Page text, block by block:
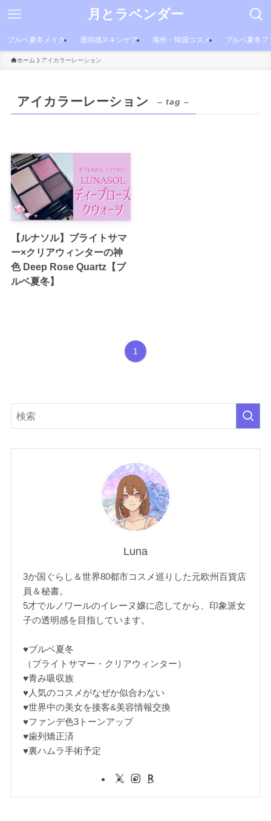
月とラベンダー
ブルベ夏冬メイク 透明感スキンケア 海外・韓国コスメ ブルベ夏冬フ
ホーム アイカラーレーション
アイカラーレーション – tag –
【ルナソル】ブライトサマ
ー×クリアウィンターの神
色 Deep Rose Quartz【ブ
ルベ夏冬】
1
Luna
3か国ぐらし＆世界80都市コスメ巡りした元欧州百貨店
員＆秘書。
5才でルノワールのイレーヌ嬢に恋してから、印象派女
子の透明感を目指しています。
♥ブルベ夏冬
（ブライトサマー・クリアウィンター）
♥青み吸収族
♥人気のコスメがなぜか似合わない
♥世界中の美女を接客&美容情報交換
♥ファンデ色3トーンアップ
♥歯列矯正済
♥裏ハムラ手術予定